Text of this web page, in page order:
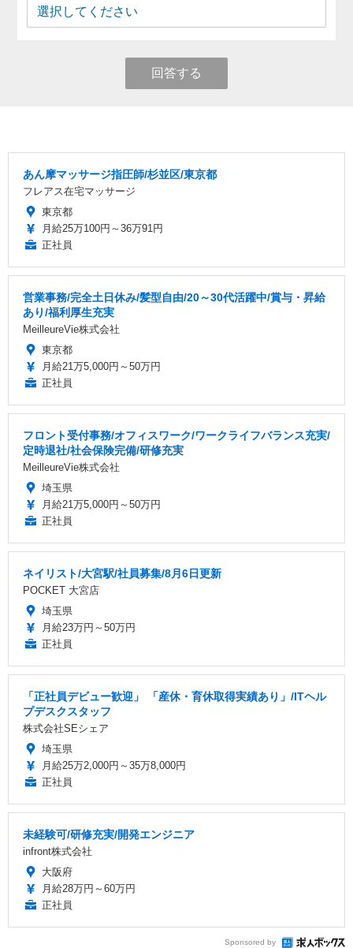
回答する
あん摩マッサージ指圧師/杉並区/東京都
フレアス在宅マッサージ
東京都
月給25万100円～36万91円
正社員
営業事務/完全土日休み/髪型自由/20～30代活躍中/賞与・昇給
あり/福利厚生充実
MeilleureVie株式会社
東京都
月給21万5,000円～50万円
正社員
フロント受付事務/オフィスワーク/ワークライフバランス充実/
定時退社/社会保険完備/研修充実
MeilleureVie株式会社
埼玉県
月給21万5,000円～50万円
正社員
ネイリスト/大宮駅/社員募集/8月6日更新
POCKET 大宮店
埼玉県
月給23万円～50万円
正社員
「正社員デビュー歓迎」 「産休・育休取得実績あり」/ITヘル
プデスクスタッフ
株式会社SEシェア
埼玉県
月給25万2,000円～35万8,000円
正社員
未経験可/研修充実/開発エンジニア
infront株式会社
大阪府
月給28万円～60万円
正社員
Sponsored by